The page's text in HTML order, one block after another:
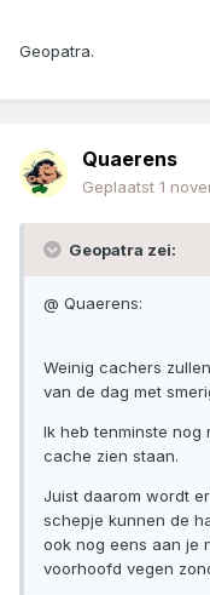
Geopatra.
Quaerens
Geplaatst 1
Geopatra zei:
@ Quaerens:
Weinig cachers
van de dag met
Ik heb tenminste nog
cache zien staan.
Juist daarom wordt
schepje kunnen de
ook nog eens aan je
voorhoofd vegen